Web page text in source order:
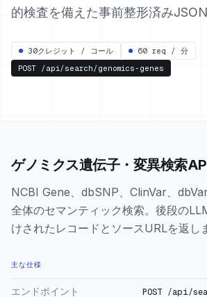
的検査を備えた事前整形済み
● 30クレジット / コール ● 60 req / 分
POST /api/search/genomics-genes
ゲノミクス遺伝子・変異検索
NCBI Gene、dbSNP、ClinVar、
全体のセマンティック検索。後段の
けされたレコードとソースURLを返し
主な仕様
エンドポイント POST /api/